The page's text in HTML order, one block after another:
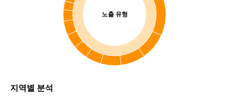
노출 유형
지역별 분석